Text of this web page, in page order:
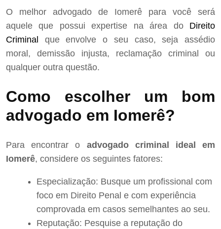
O melhor advogado de Iomerê para você será
aquele que possui expertise na área do Direito
Criminal que envolve o seu caso, seja assédio
moral, demissão injusta, reclamação criminal ou
qualquer outra questão.
Como escolher um bom
advogado em Iomerê?
Para encontrar o advogado criminal ideal em
Iomerê, considere os seguintes fatores:
Especialização: Busque um profissional com
foco em Direito Penal e com experiência
comprovada em casos semelhantes ao seu.
Reputação: Pesquise a reputação do